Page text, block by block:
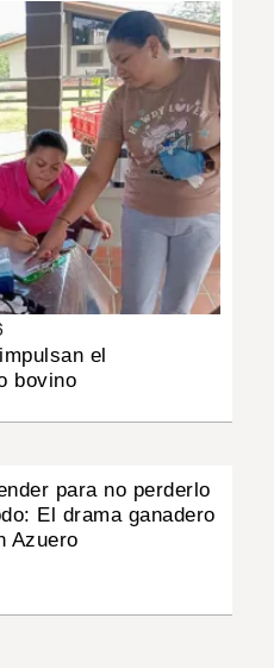
el
bovino
para no perderlo
El drama ganadero
Azuero